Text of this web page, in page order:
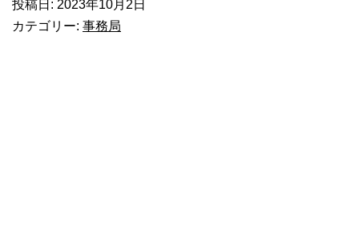
投稿日: 2023年10月2日
カテゴリー: 事務局